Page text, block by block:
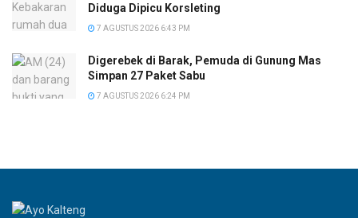
Diduga Dipicu Korsleting
7 AGUSTUS 2026 6:43 PM
Digerebek di Barak, Pemuda di Gunung Mas
Simpan 27 Paket Sabu
7 AGUSTUS 2026 6:24 PM